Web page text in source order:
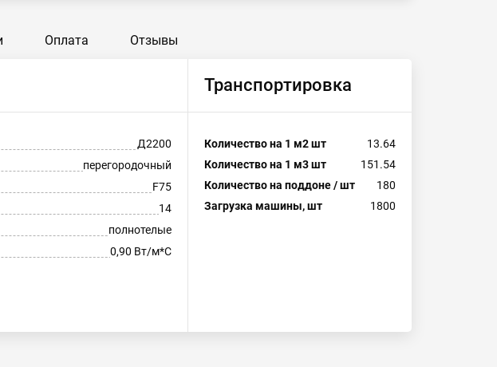
Оплата Отзывы
Д2200
перегородочный
F75
14
полнотелые
0,90 Вт/м*С
Транспортировка
Количество на 1 м2 шт
13.64
Количество на 1 м3 шт
151.54
Количество на поддоне / шт
180
Загрузка машины, шт
1800